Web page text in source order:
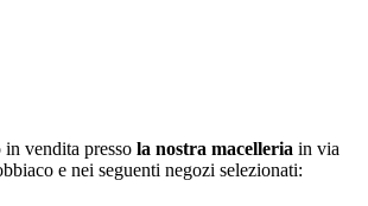
vendita presso la nostra macelleria in via
e nei seguenti negozi selezionati: